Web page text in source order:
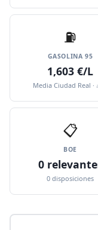
⛽️
GASOLINA 95
1,603 €/L
Media Ciudad Real ·
📋
BOE
0
0 disposiciones